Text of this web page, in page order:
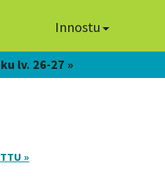
Innostu
lv. 26-27 »
»